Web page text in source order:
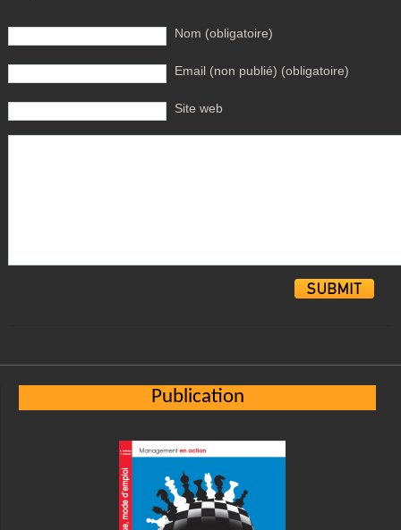
Nom (obligatoire)
Email (non publié) (obligatoire)
Site web
Publication